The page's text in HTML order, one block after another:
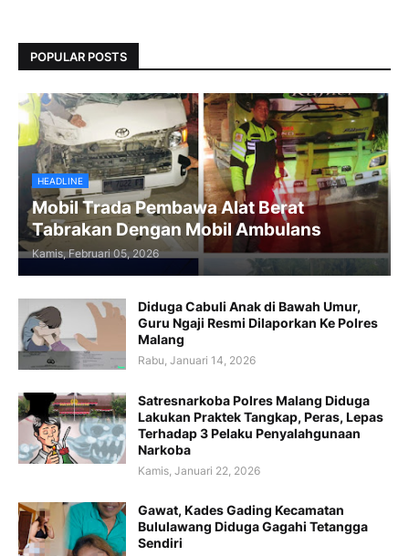
POPULAR POSTS
HEADLINE
Mobil Trada Pembawa Alat Berat
Tabrakan Dengan Mobil Ambulans
Kamis, Februari 05, 2026
Diduga Cabuli Anak di Bawah Umur,
Guru Ngaji Resmi Dilaporkan Ke Polres
Malang
Rabu, Januari 14, 2026
Satresnarkoba Polres Malang Diduga
Lakukan Praktek Tangkap, Peras, Lepas
Terhadap 3 Pelaku Penyalahgunaan
Narkoba
Kamis, Januari 22, 2026
Gawat, Kades Gading Kecamatan
Bululawang Diduga Gagahi Tetangga
Sendiri